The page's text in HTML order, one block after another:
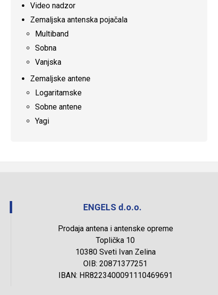
Video nadzor
Zemaljska antenska pojačala
Multiband
Sobna
Vanjska
Zemaljske antene
Logaritamske
Sobne antene
Yagi
ENGELS d.o.o.
Prodaja antena i antenske opreme
Toplička 10
10380 Sveti Ivan Zelina
OIB: 20871377251
IBAN: HR8223400091110469691